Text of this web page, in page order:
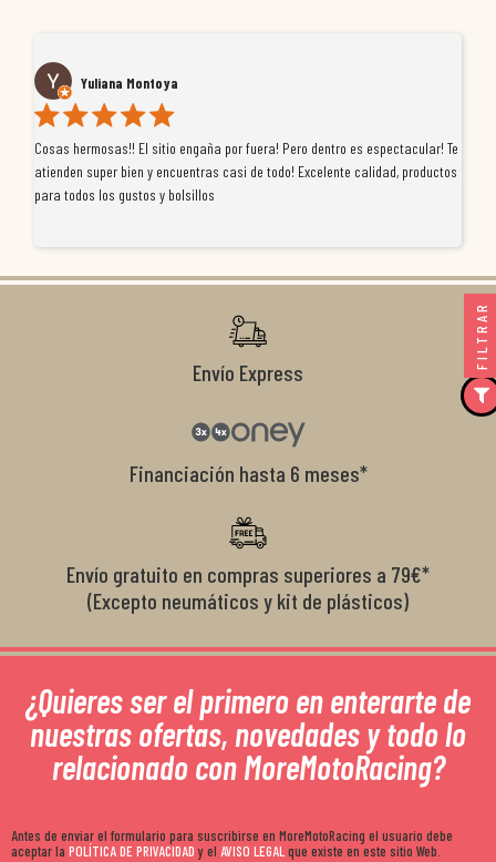
Yuliana Montoya
Cosas hermosas!! El sitio engaña por fuera! Pero dentro es espectacular! Te
atienden super bien y encuentras casi de todo! Excelente calidad, productos
para todos los gustos y bolsillos
Envío Express
Financiación hasta 6 meses*
Envío gratuito en compras superiores a 79€*
(Excepto neumáticos y kit de plásticos)
¿Quieres ser el primero en enterarte de
nuestras ofertas, novedades y todo lo
relacionado con MoreMotoRacing?
Antes de enviar el formulario para suscribirse en MoreMotoRacing el usuario debe
aceptar la POLÍTICA DE PRIVACIDADy el AVISO LEGALque existe en este sitio Web.
FILTRAR